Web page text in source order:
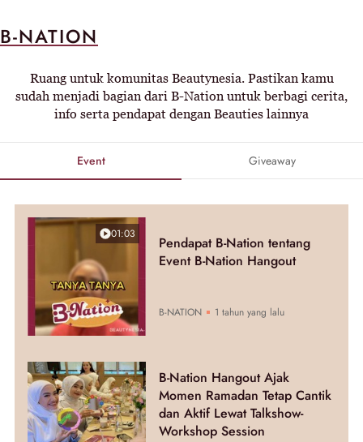
B-NATION
Ruang untuk komunitas Beautynesia. Pastikan kamu
sudah menjadi bagian dari B-Nation untuk berbagi cerita,
info serta pendapat dengan Beauties lainnya
Event Giveaway
01:03
Pendapat B-Nation tentang
Event B-Nation Hangout
B-NATION 1 tahun yang lalu
B-Nation Hangout Ajak
Momen Ramadan Tetap Cantik
dan Aktif Lewat Talkshow-
Workshop Session